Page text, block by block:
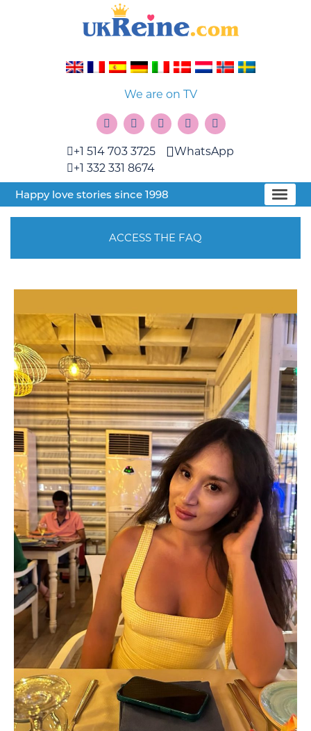
We are on TV
+1 514 703 3725
+1 332 331 8674
WhatsApp
Happy love stories since 1998
ACCESS THE FAQ